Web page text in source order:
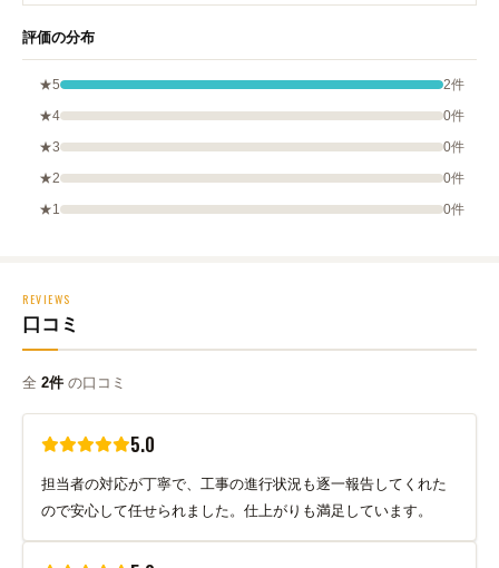
評価の分布
★5
2件
★4
0件
★3
0件
★2
0件
★1
0件
REVIEWS
口コミ
全 2件 の口コミ
5.0
担当者の対応が丁寧で、工事の進行状況も逐一報告してくれた
ので安心して任せられました。仕上がりも満足しています。